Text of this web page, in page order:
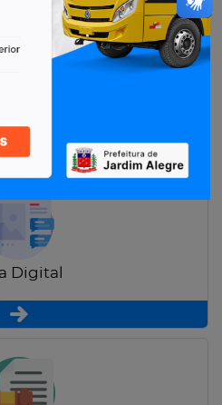
Contribuintes
Digital